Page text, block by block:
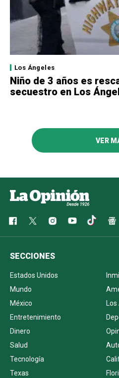
Los Ángeles
Niño de 3 años es
secuestro en Los
VER
SECCIONES
Estados Unidos
Mundo
México
Entretenimiento
Dinero
Salud
Tecnología
Texas